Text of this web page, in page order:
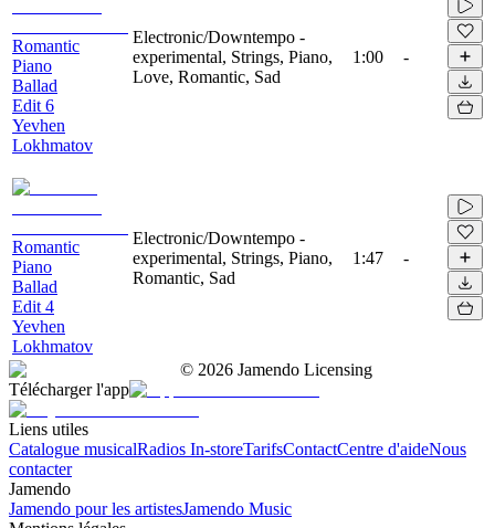
Romantic
Piano
Ballad
Edit 6
Yevhen
Lokhmatov
Electronic/Downtempo -
experimental, Strings, Piano,
Love, Romantic, Sad
1:00 -
Romantic
Piano
Ballad
Edit 4
Yevhen
Lokhmatov
Electronic/Downtempo -
experimental, Strings, Piano,
Romantic, Sad
1:47 -
© 2026 Jamendo Licensing
Télécharger l'app
Liens utiles
Catalogue musicalRadios In-storeTarifsContactCentre d'aideNous
contacter
Jamendo
Jamendo pour les artistesJamendo Music